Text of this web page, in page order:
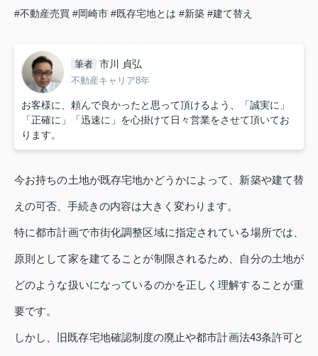
#不動産売買 #岡崎市 #既存宅地とは #新築 #建て替え
筆者 市川 貞弘
不動産キャリア8年
お客様に、頼んで良かったと思って頂けるよう、「誠実に」
「正確に」「迅速に」を心掛けて日々営業をさせて頂いてお
ります。
今お持ちの土地が既存宅地かどうかによって、新築や建て替
えの可否、手続きの内容は大きく変わります。
特に都市計画で市街化調整区域に指定されている場所では、
原則として家を建てることが制限されるため、自分の土地が
どのような扱いになっているのかを正しく理解することが重
要です。
しかし、旧既存宅地確認制度の廃止や都市計画法43条許可と